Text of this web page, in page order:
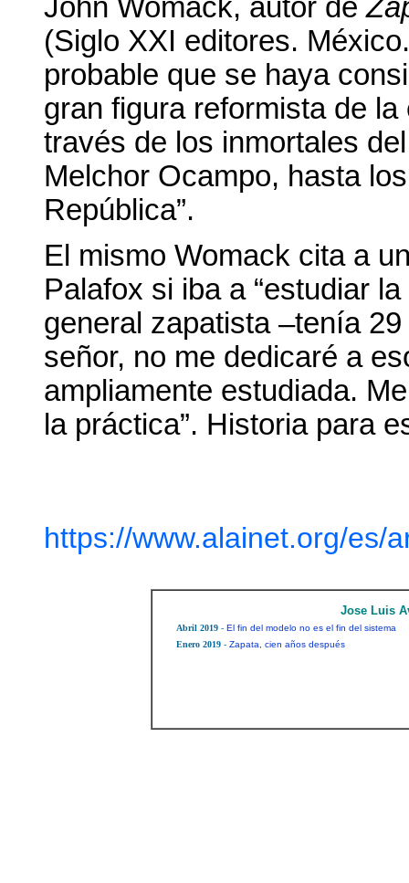
John Womack, autor de
(Siglo XXI editores.
probable que se haya
gran figura reformista de
través de los inmortales
Melchor Ocampo, hasta
República”.
El mismo Womack cita a
Palafox si iba a “estudiar
general zapatista –tenía
señor, no me dedicaré a
ampliamente estudiada.
la práctica”. Historia para
https://www.alainet.org/es/